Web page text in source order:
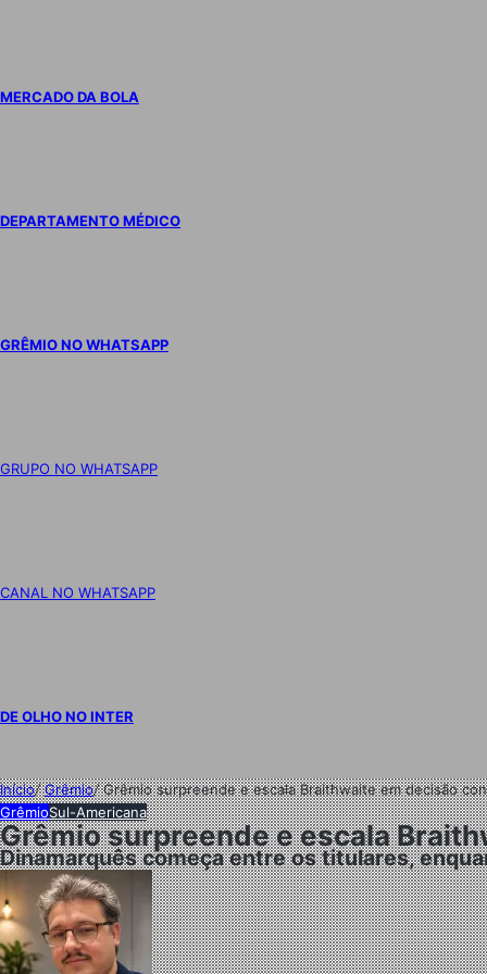
MERCADO DA BOLA
DEPARTAMENTO MÉDICO
GRÊMIO NO WHATSAPP
GRUPO NO WHATSAPP
CANAL NO WHATSAPP
DE OLHO NO INTER
Início/Grêmio/Grêmio surpreende e escala Braithwaite em decisão
GrêmioSul-Americana
Grêmio surpreende e escala
Dinamarquês começa entre os titulares,